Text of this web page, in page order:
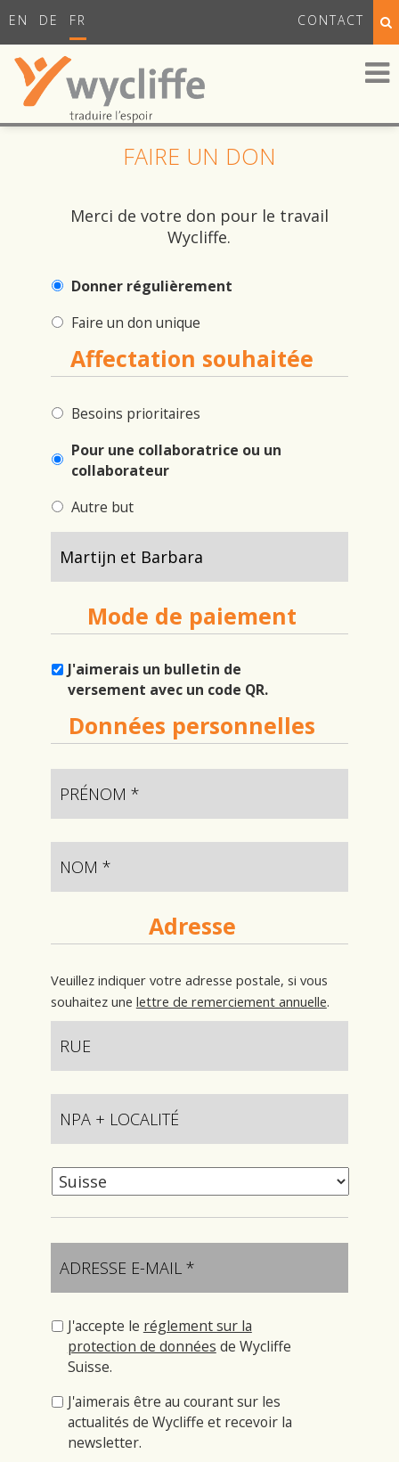
EN DE FR CONTACT
FAIRE UN DON
Merci de votre don pour le travail
Wycliffe.
Donner régulièrement
Faire un don unique
Affectation souhaitée
Besoins prioritaires
Pour une collaboratrice ou un
collaborateur
Autre but
Mode de paiement
J'aimerais un bulletin de
versement avec un code QR.
Données personnelles
Adresse
Veuillez indiquer votre adresse postale, si vous
souhaitez une lettre de remerciement annuelle.
J'accepte le réglement sur la
protection de données de Wycliffe
Suisse.
J'aimerais être au courant sur les
actualités de Wycliffe et recevoir la
newsletter.